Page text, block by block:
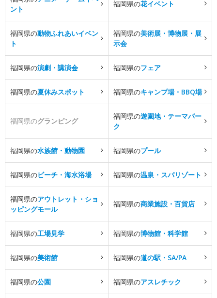
ント
福岡県の花イベント
福岡県の動物ふれあいイベン
ト
福岡県の美術展・博物展・展
示会
福岡県の演劇・講演会 福岡県のフェア
福岡県の夏休みスポット 福岡県のキャンプ場・BBQ場
福岡県のグランピング
福岡県の遊園地・テーマパー
ク
福岡県の水族館・動物園 福岡県のプール
福岡県のビーチ・海水浴場 福岡県の温泉・スパリゾート
福岡県のアウトレット・ショ
ッピングモール
福岡県の商業施設・百貨店
福岡県の工場見学 福岡県の博物館・科学館
福岡県の美術館 福岡県の道の駅・SA/PA
福岡県の公園 福岡県のアスレチック